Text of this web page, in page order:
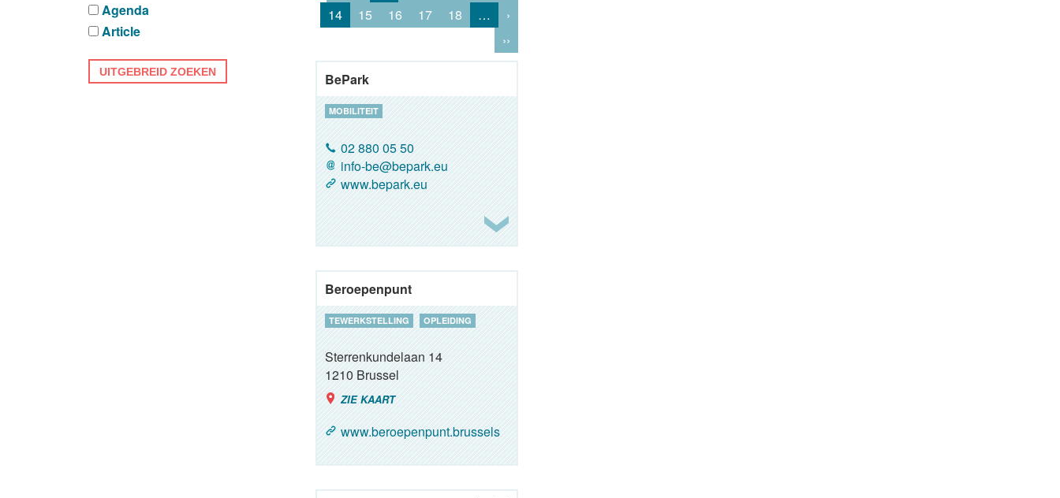
Agenda
Article
UITGEBREID ZOEKEN
14
15 16 17 18 …
›
››
BePark
MOBILITEIT
02 880 05 50
info-be@bepark.eu
www.bepark.eu
Beroepenpunt
TEWERKSTELLING OPLEIDING
Sterrenkundelaan 14
1210Brussel
ZIE KAART
www.beroepenpunt.brussels